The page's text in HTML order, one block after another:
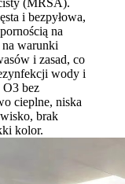
i bezpyłowa,
na
na warunki
i zasad, co
wody i
O3 bez
cieplne, niska
brak
kolor.